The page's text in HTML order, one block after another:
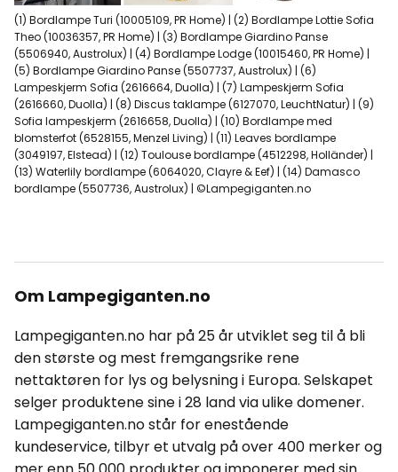
(1) Bordlampe Turi (10005109, PR Home) | (2) Bordlampe Lottie Sofia
Theo (10036357, PR Home) | (3) Bordlampe Giardino Panse
(5506940, Austrolux) | (4) Bordlampe Lodge (10015460, PR Home) |
(5) Bordlampe Giardino Panse (5507737, Austrolux) | (6)
Lampeskjerm Sofia (2616664, Duolla) | (7) Lampeskjerm Sofia
(2616660, Duolla) | (8) Discus taklampe (6127070, LeuchtNatur) | (9)
Sofia lampeskjerm (2616658, Duolla) | (10) Bordlampe med
blomsterfot (6528155, Menzel Living) | (11) Leaves bordlampe
(3049197, Elstead) | (12) Toulouse bordlampe (4512298, Holländer) |
(13) Waterlily bordlampe (6064020, Clayre & Eef) | (14) Damasco
bordlampe (5507736, Austrolux) | ©Lampegiganten.no
Om Lampegiganten.no
Lampegiganten.no har på 25 år utviklet seg til å bli
den største og mest fremgangsrike rene
nettaktøren for lys og belysning i Europa. Selskapet
selger produktene sine i 28 land via ulike domener.
Lampegiganten.no står for enestående
kundeservice, tilbyr et utvalg på over 400 merker og